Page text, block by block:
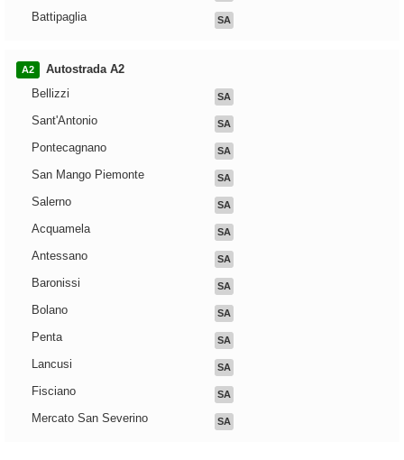
Battipaglia SA
A2
Autostrada A2
Bellizzi
SA
Sant'Antonio SA
Pontecagnano SA
San Mango Piemonte SA
Salerno SA
Acquamela SA
Antessano SA
Baronissi SA
Bolano SA
Penta SA
Lancusi SA
Fisciano SA
Mercato San Severino SA